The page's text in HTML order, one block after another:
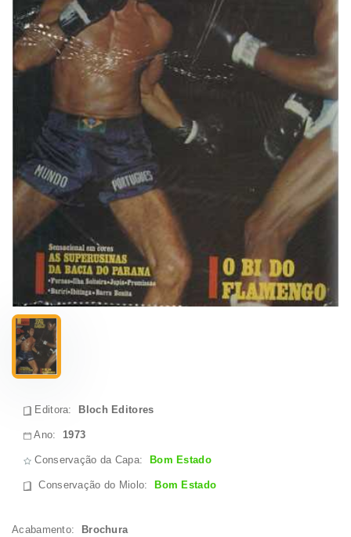
Editora: Bloch Editores
Ano:1973
Conservação da Capa: Bom Estado
Conservação do Miolo: Bom Estado
Acabamento: Brochura